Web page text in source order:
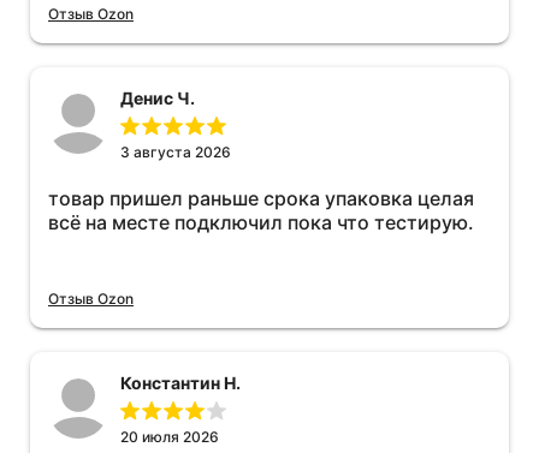
Отзыв Ozon
Денис Ч.
3 августа 2026
товар пришел раньше срока упаковка целая
всё на месте подключил пока что тестирую.
Отзыв Ozon
Константин Н.
20 июля 2026